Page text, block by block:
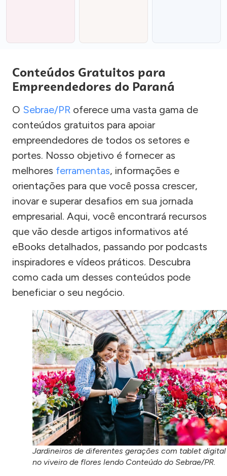
Conteúdos Gratuitos para
Empreendedores do Paraná
O Sebrae/PR oferece uma vasta gama de
conteúdos gratuitos para apoiar
empreendedores de todos os setores e
portes. Nosso objetivo é fornecer as
melhores ferramentas, informações e
orientações para que você possa crescer,
inovar e superar desafios em sua jornada
empresarial. Aqui, você encontrará recursos
que vão desde artigos informativos até
eBooks detalhados, passando por podcasts
inspiradores e vídeos práticos. Descubra
como cada um desses conteúdos pode
beneficiar o seu negócio.
Jardineiros de diferentes gerações com tablet digital
no viveiro de flores lendo Conteúdo do Sebrae/PR.